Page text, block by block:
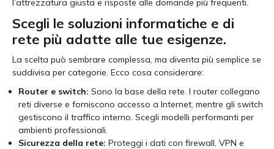
l’attrezzatura giusta e risposte alle domande più frequenti.
Scegli le soluzioni informatiche e di
rete più adatte alle tue esigenze.
La scelta può sembrare complessa, ma diventa più semplice se
suddivisa per categorie. Ecco cosa considerare:
Router e switch: Sono la base della rete. I router collegano
reti diverse e forniscono accesso a Internet, mentre gli switch
gestiscono il traffico interno. Scegli modelli performanti per
ambienti professionali.
Sicurezza della rete: Proteggi i dati con firewall, VPN e